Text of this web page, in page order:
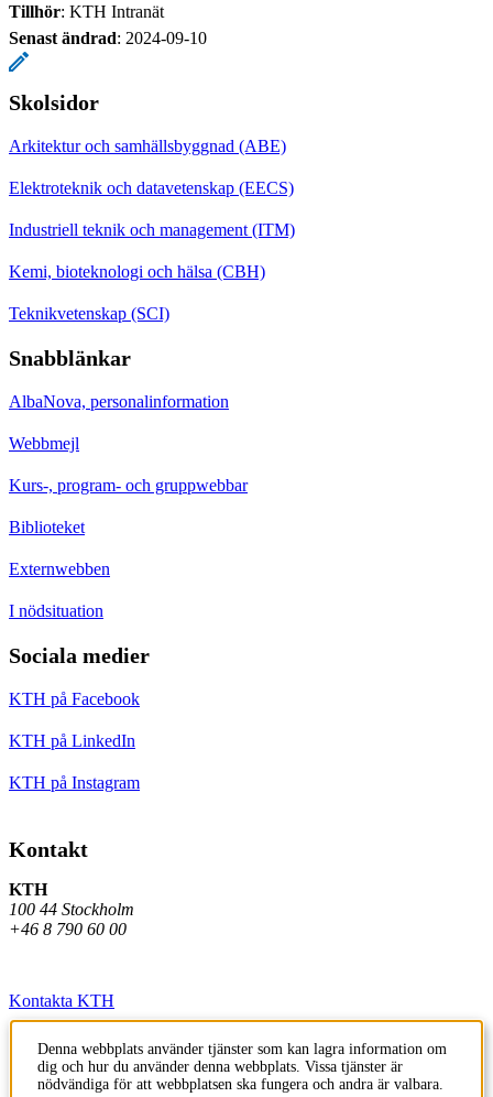
Tillhör: KTH Intranät
Senast ändrad: 2024-09-10
Skolsidor
Arkitektur och samhällsbyggnad (ABE)
Elektroteknik och datavetenskap (EECS)
Industriell teknik och management (ITM)
Kemi, bioteknologi och hälsa (CBH)
Teknikvetenskap (SCI)
Snabblänkar
AlbaNova, personalinformation
Webbmejl
Kurs-, program- och gruppwebbar
Biblioteket
Externwebben
I nödsituation
Sociala medier
KTH på Facebook
KTH på LinkedIn
KTH på Instagram
Kontakt
KTH
100 44 Stockholm
+46 8 790 60 00
Kontakta KTH
Jobba på KTH
Press och media
Denna webbplats använder tjänster som kan lagra information om
dig och hur du använder denna webbplats. Vissa tjänster är
nödvändiga för att webbplatsen ska fungera och andra är valbara.